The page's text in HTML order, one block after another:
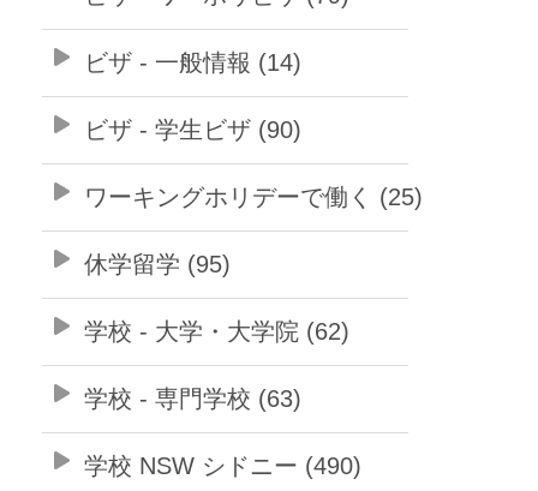
ビザ - 一般情報 (14)
ビザ - 学生ビザ (90)
ワーキングホリデーで働く (25)
休学留学 (95)
学校 - 大学・大学院 (62)
学校 - 専門学校 (63)
学校 NSW シドニー (490)